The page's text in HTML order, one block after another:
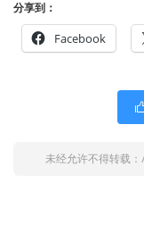
分享到：
Facebook
未经允许不得转载：